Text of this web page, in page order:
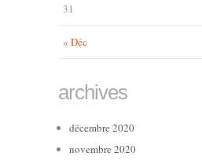
« Déc
31
archives
décembre 2020
novembre 2020